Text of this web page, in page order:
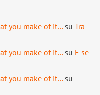
you make of it…su Tra
you make of it…su E se
you make of it…su